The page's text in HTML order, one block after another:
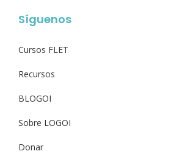
Síguenos
Cursos FLET
Recursos
BLOGOI
Sobre LOGOI
Donar